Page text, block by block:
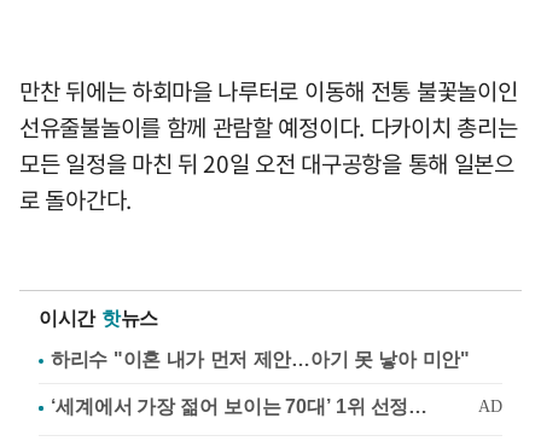
만찬 뒤에는 하회마을 나루터로 이동해 전통 불꽃놀이인
선유줄불놀이를 함께 관람할 예정이다. 다카이치 총리는
모든 일정을 마친 뒤 20일 오전 대구공항을 통해 일본으
로 돌아간다.
이시간 핫뉴스
하리수 "이혼 내가 먼저 제안…아기 못 낳아 미안"